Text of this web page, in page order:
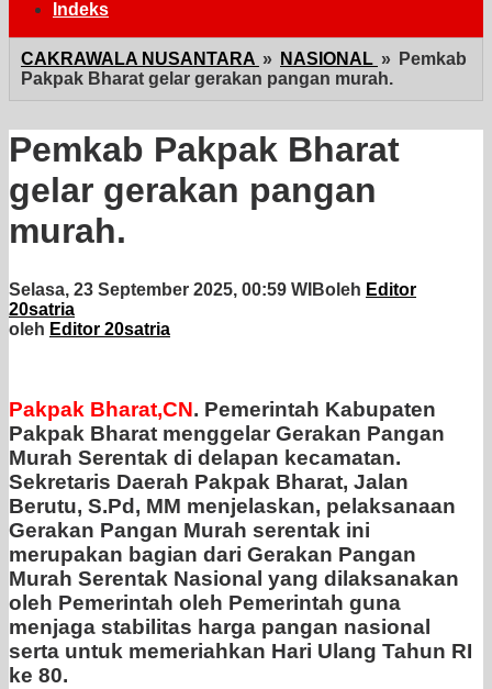
Indeks
CAKRAWALA NUSANTARA » NASIONAL » Pemkab
Pakpak Bharat gelar gerakan pangan murah.
Pemkab Pakpak Bharat
gelar gerakan pangan
murah.
Selasa, 23 September 2025, 00:59 WIBoleh Editor
20satria
oleh Editor 20satria
Pakpak Bharat,CN. Pemerintah Kabupaten
Pakpak Bharat menggelar Gerakan Pangan
Murah Serentak di delapan kecamatan.
Sekretaris Daerah Pakpak Bharat, Jalan
Berutu, S.Pd, MM menjelaskan, pelaksanaan
Gerakan Pangan Murah serentak ini
merupakan bagian dari Gerakan Pangan
Murah Serentak Nasional yang dilaksanakan
oleh Pemerintah oleh Pemerintah guna
menjaga stabilitas harga pangan nasional
serta untuk memeriahkan Hari Ulang Tahun RI
ke 80.